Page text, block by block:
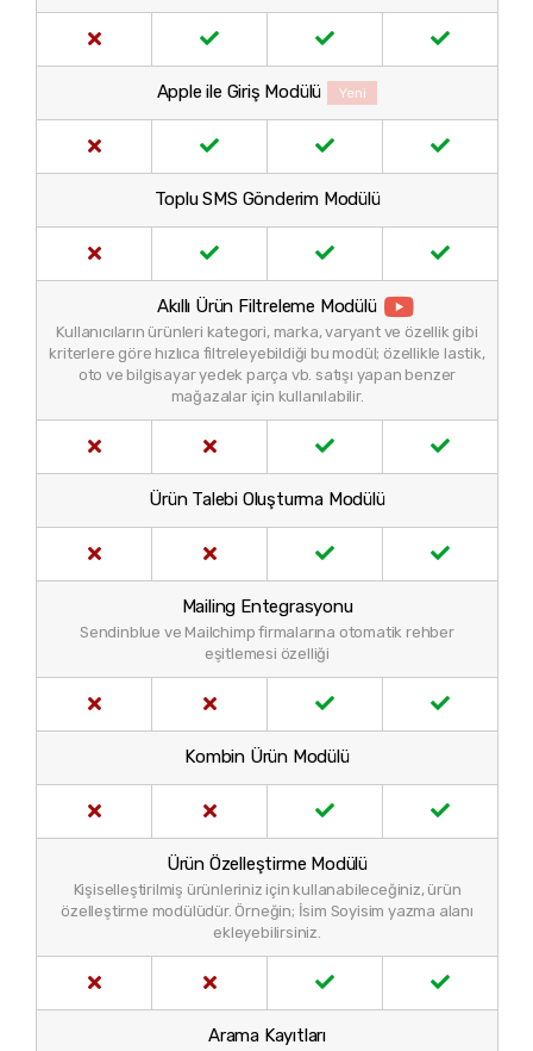
Apple ile Giriş Modülü Yeni
Toplu SMS Gönderim Modülü
Akıllı Ürün Filtreleme Modülü
Kullanıcıların ürünleri kategori, marka, varyant ve özellik gibi
kriterlere göre hızlıca filtreleyebildiği bu modül; özellikle lastik,
oto ve bilgisayar yedek parça vb. satışı yapan benzer
mağazalar için kullanılabilir.
Ürün Talebi Oluşturma Modülü
Mailing Entegrasyonu
Sendinblue ve Mailchimp firmalarına otomatik rehber
eşitlemesi özelliği
Kombin Ürün Modülü
Ürün Özelleştirme Modülü
Kişiselleştirilmiş ürünleriniz için kullanabileceğiniz, ürün
özelleştirme modülüdür. Örneğin; İsim Soyisim yazma alanı
ekleyebilirsiniz.
Arama Kayıtları